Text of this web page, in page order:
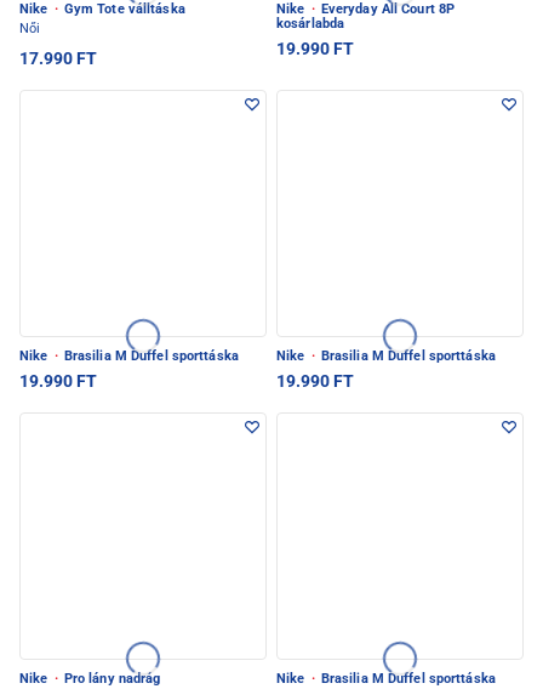
Nike · Gym Tote válltáska
Női
17.990 FT
Nike · Everyday All Court 8P
kosárlabda
19.990 FT
Nike · Brasilia M Duffel sporttáska
19.990 FT
Nike · Brasilia M Duffel sporttáska
19.990 FT
Nike · Pro lány nadrág
Nike · Brasilia M Duffel sporttáska